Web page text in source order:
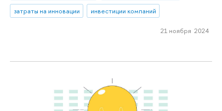
затраты на инновации
инвестиции компаний
21 ноября 2024